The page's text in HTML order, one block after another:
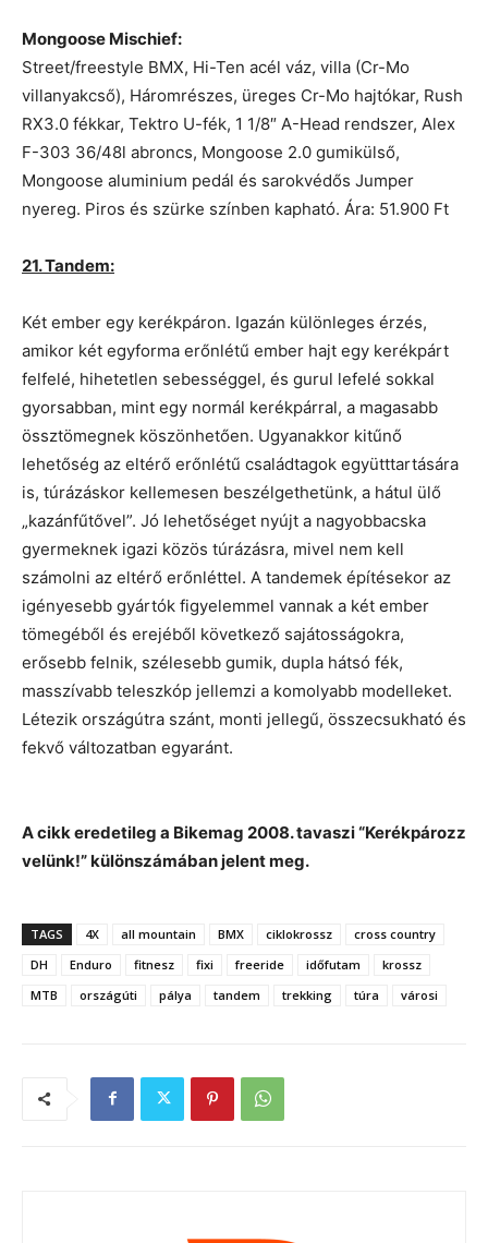
Mongoose Mischief:
Street/freestyle BMX, Hi-Ten acél váz, villa (Cr-Mo
villanyakcső), Háromrészes, üreges Cr-Mo hajtókar, Rush
RX3.0 fékkar, Tektro U-fék, 1 1/8″ A-Head rendszer, Alex
F-303 36/48l abroncs, Mongoose 2.0 gumikülső,
Mongoose aluminium pedál és sarokvédős Jumper
nyereg. Piros és szürke színben kapható. Ára: 51.900 Ft
21. Tandem:
Két ember egy kerékpáron. Igazán különleges érzés,
amikor két egyforma erőnlétű ember hajt egy kerékpárt
felfelé, hihetetlen sebességgel, és gurul lefelé sokkal
gyorsabban, mint egy normál kerékpárral, a magasabb
össztömegnek köszönhetően. Ugyanakkor kitűnő
lehetőség az eltérő erőnlétű családtagok együtttartására
is, túrázáskor kellemesen beszélgethetünk, a hátul ülő
„kazánfűtővel”. Jó lehetőséget nyújt a nagyobbacska
gyermeknek igazi közös túrázásra, mivel nem kell
számolni az eltérő erőnléttel. A tandemek építésekor az
igényesebb gyártók figyelemmel vannak a két ember
tömegéből és erejéből következő sajátosságokra,
erősebb felnik, szélesebb gumik, dupla hátsó fék,
masszívabb teleszkóp jellemzi a komolyabb modelleket.
Létezik országútra szánt, monti jellegű, összecsukható és
fekvő változatban egyaránt.
A cikk eredetileg a Bikemag 2008. tavaszi “Kerékpározz
velünk!” különszámában jelent meg.
TAGS 4X all mountain BMX ciklokrossz
cross country
DH
Enduro fitnesz fixi freeride időfutam
krossz
MTB
országúti pálya tandem trekking túra városi